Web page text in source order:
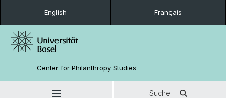
English Français
Center for Philanthropy Studies
Suche